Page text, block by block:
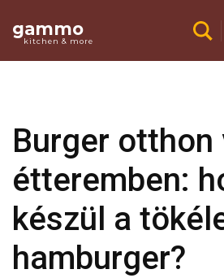
gammo
kitchen & more
Burger otthon
étteremben:
készül a
hamburger?